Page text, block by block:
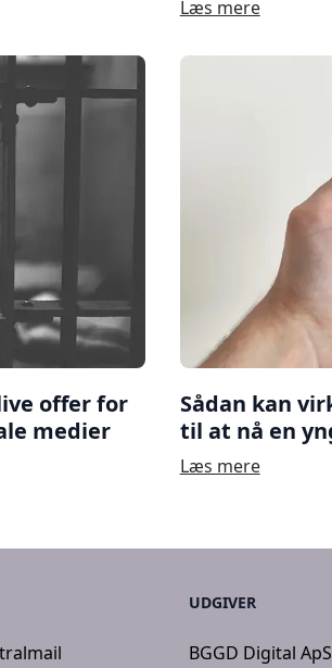
Læs mere
offer for
medier
Sådan kan
til at nå en
Læs mere
UDGIVER
BGGD Digital